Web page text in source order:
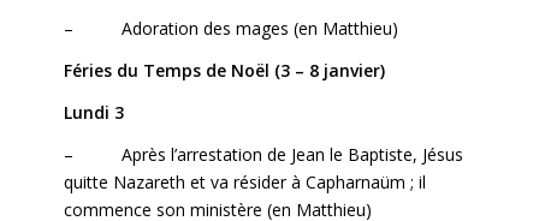
– Adoration des mages (en Matthieu)
Féries du Temps de Noël (3 – 8 janvier)
Lundi 3
– Après l’arrestation de Jean le Baptiste, Jésus
quitte Nazareth et va résider à Capharnaüm ; il
commence son ministère (en Matthieu)